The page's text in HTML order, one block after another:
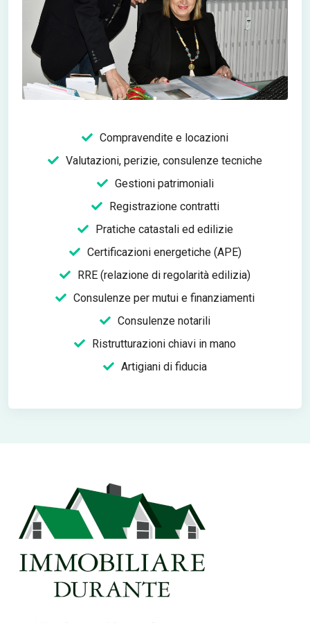
Compravendite e locazioni
Valutazioni, perizie, consulenze tecniche
Gestioni patrimoniali
Registrazione contratti
Pratiche catastali ed edilizie
Certificazioni energetiche (APE)
RRE (relazione di regolarità edilizia)
Consulenze per mutui e finanziamenti
Consulenze notarili
Ristrutturazioni chiavi in mano
Artigiani di fiducia